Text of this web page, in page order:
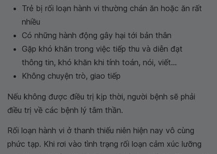
Trẻ bị rối loạn hành vi thường chán ăn hoặc ăn rất
nhiều
Có những hành động gây hại tới bản thân
Gặp khó khăn trong việc tiếp thu và diễn đạt
thông tin, khó khăn khi tính toán, nói, viết...
Không chuyện trò, giao tiếp
Nếu không được điều trị kịp thời, người bệnh sẽ phải
điều trị về các bệnh lý tâm thần.
Rối loạn hành vi ở thanh thiếu niên hiện nay vô cùng
phức tạp. Khi rơi vào tình trạng rối loạn cảm xúc lưỡng